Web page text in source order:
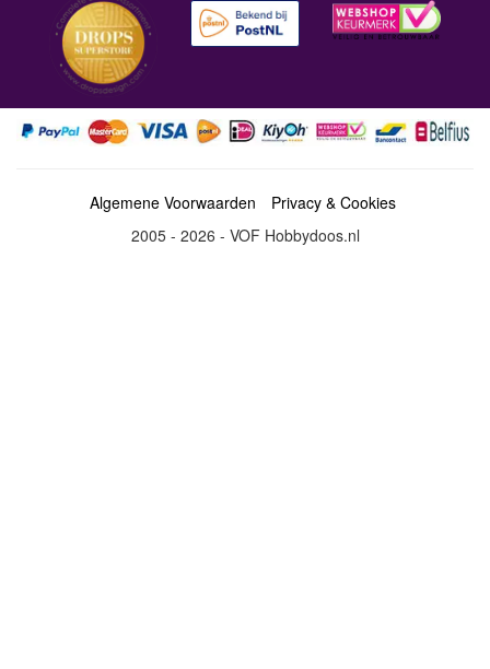
Algemene Voorwaarden
Privacy & Cookies
2005 - 2026 - VOF Hobbydoos.nl